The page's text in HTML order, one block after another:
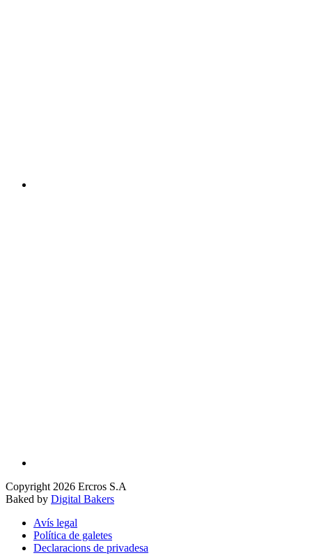
Copyright 2026 Ercros S.A
Baked by Digital Bakers
Avís legal
Política de galetes
Declaracions de privadesa